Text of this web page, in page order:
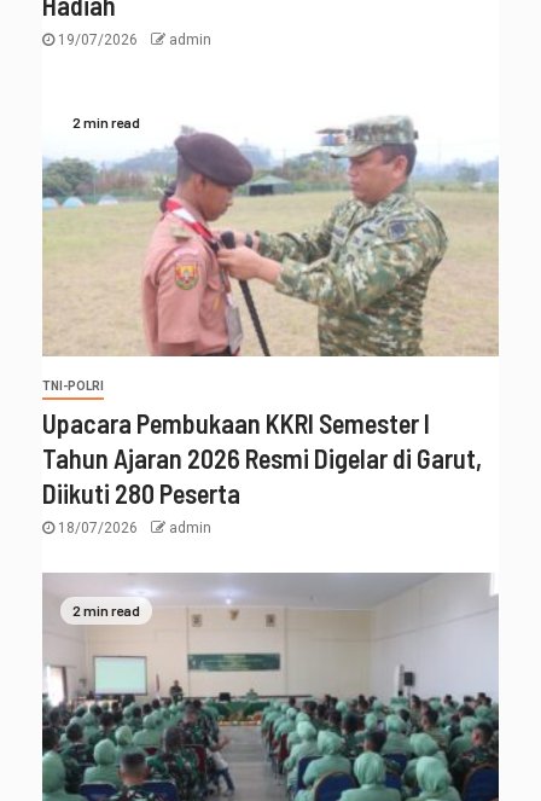
19/07/2026 admin
2 min read
TNI-POLRI
Upacara Pembukaan KKRI Semester I
Tahun Ajaran 2026 Resmi Digelar di Garut,
Diikuti 280 Peserta
18/07/2026 admin
2 min read